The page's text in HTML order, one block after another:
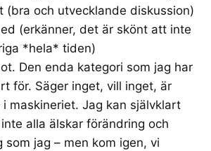
(bra och utvecklande diskussion)
(erkänner, det är skönt att inte
*hela* tiden)
Den enda kategori som jag har
för. Säger inget, vill inget, är
i maskineriet. Jag kan självklart
alla älskar förändring och
som jag – men kom igen, vi